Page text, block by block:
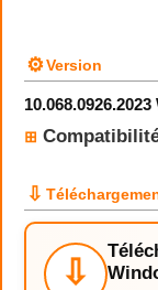
⚙Version
⊞
⇩
⇩